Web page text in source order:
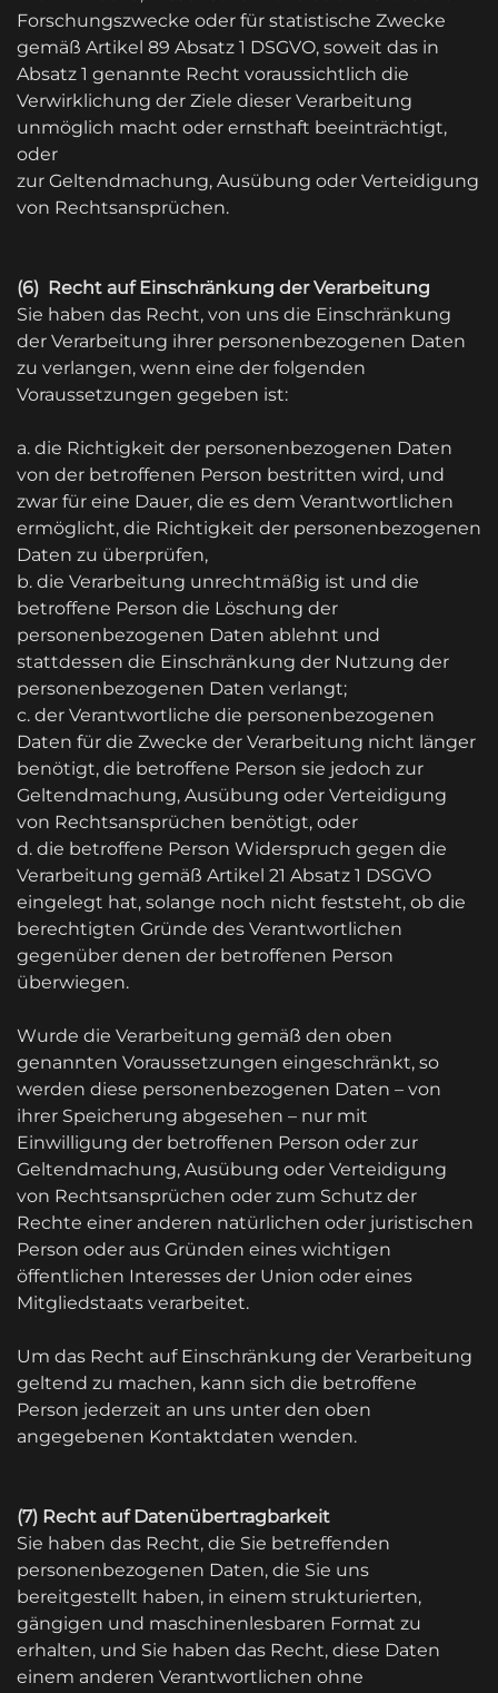
Forschungszwecke oder für statistische Zwecke
gemäß Artikel 89 Absatz 1 DSGVO, soweit das in
Absatz 1 genannte Recht voraussichtlich die
Verwirklichung der Ziele dieser Verarbeitung
unmöglich macht oder ernsthaft beeinträchtigt,
oder
zur Geltendmachung, Ausübung oder Verteidigung
von Rechtsansprüchen.
(6) Recht auf Einschränkung der Verarbeitung
Sie haben das Recht, von uns die Einschränkung
der Verarbeitung ihrer personenbezogenen Daten
zu verlangen, wenn eine der folgenden
Voraussetzungen gegeben ist:
a. die Richtigkeit der personenbezogenen Daten
von der betroffenen Person bestritten wird, und
zwar für eine Dauer, die es dem Verantwortlichen
ermöglicht, die Richtigkeit der personenbezogenen
Daten zu überprüfen,
b. die Verarbeitung unrechtmäßig ist und die
betroffene Person die Löschung der
personenbezogenen Daten ablehnt und
stattdessen die Einschränkung der Nutzung der
personenbezogenen Daten verlangt;
c. der Verantwortliche die personenbezogenen
Daten für die Zwecke der Verarbeitung nicht länger
benötigt, die betroffene Person sie jedoch zur
Geltendmachung, Ausübung oder Verteidigung
von Rechtsansprüchen benötigt, oder
d. die betroffene Person Widerspruch gegen die
Verarbeitung gemäß Artikel 21 Absatz 1 DSGVO
eingelegt hat, solange noch nicht feststeht, ob die
berechtigten Gründe des Verantwortlichen
gegenüber denen der betroffenen Person
überwiegen.
Wurde die Verarbeitung gemäß den oben
genannten Voraussetzungen eingeschränkt, so
werden diese personenbezogenen Daten – von
ihrer Speicherung abgesehen – nur mit
Einwilligung der betroffenen Person oder zur
Geltendmachung, Ausübung oder Verteidigung
von Rechtsansprüchen oder zum Schutz der
Rechte einer anderen natürlichen oder juristischen
Person oder aus Gründen eines wichtigen
öffentlichen Interesses der Union oder eines
Mitgliedstaats verarbeitet.
Um das Recht auf Einschränkung der Verarbeitung
geltend zu machen, kann sich die betroffene
Person jederzeit an uns unter den oben
angegebenen Kontaktdaten wenden.
(7) Recht auf Datenübertragbarkeit
Sie haben das Recht, die Sie betreffenden
personenbezogenen Daten, die Sie uns
bereitgestellt haben, in einem strukturierten,
gängigen und maschinenlesbaren Format zu
erhalten, und Sie haben das Recht, diese Daten
einem anderen Verantwortlichen ohne